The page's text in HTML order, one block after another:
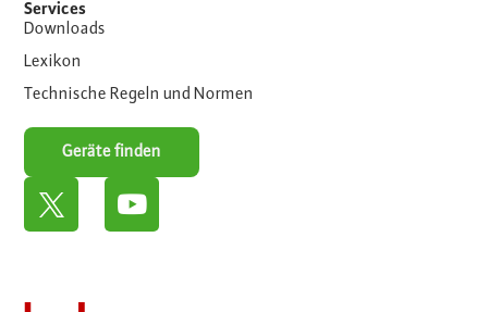
Services
Downloads
Lexikon
Technische Regeln und Normen
Geräte finden